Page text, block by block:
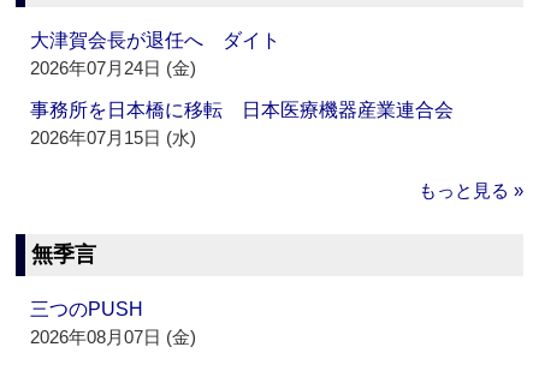
大津賀会長が退任へ ダイト
2026年07月24日 (金)
事務所を日本橋に移転 日本医療機器産業連合会
2026年07月15日 (水)
もっと見る »
無季言
三つのPUSH
2026年08月07日 (金)